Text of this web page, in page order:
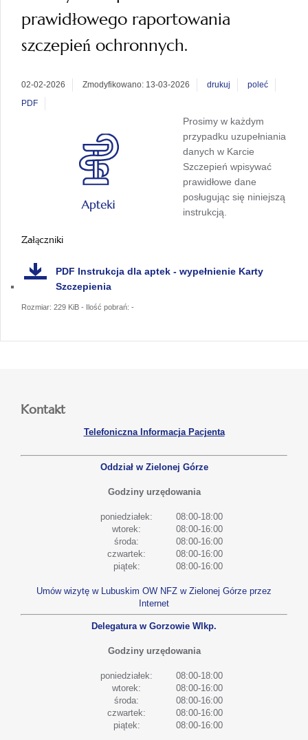
prawidłowego raportowania
szczepień ochronnych.
02-02-2026 Zmodyfikowano: 13-03-2026 drukuj
poleć
PDF
Prosimy w każdym
przypadku uzupełniania
danych w Karcie
Szczepień wpisywać
prawidłowe dane
posługując się niniejszą
instrukcją.
Załączniki
PDF Instrukcja dla aptek - wypełnienie Karty
Szczepienia
Rozmiar: 229 KiB - Ilość pobrań: -
Kontakt
Telefoniczna Informacja Pacjenta
Oddział w Zielonej Górze
Godziny urzędowania
poniedziałek:
08:00-18:00
wtorek:
08:00-16:00
środa:
08:00-16:00
czwartek:
08:00-16:00
piątek:
08:00-16:00
Umów wizytę w Lubuskim OW NFZ w Zielonej Górze przez
Internet
Delegatura w Gorzowie Wlkp.
Godziny urzędowania
poniedziałek:
08:00-18:00
wtorek:
08:00-16:00
środa:
08:00-16:00
czwartek:
08:00-16:00
piątek:
08:00-16:00